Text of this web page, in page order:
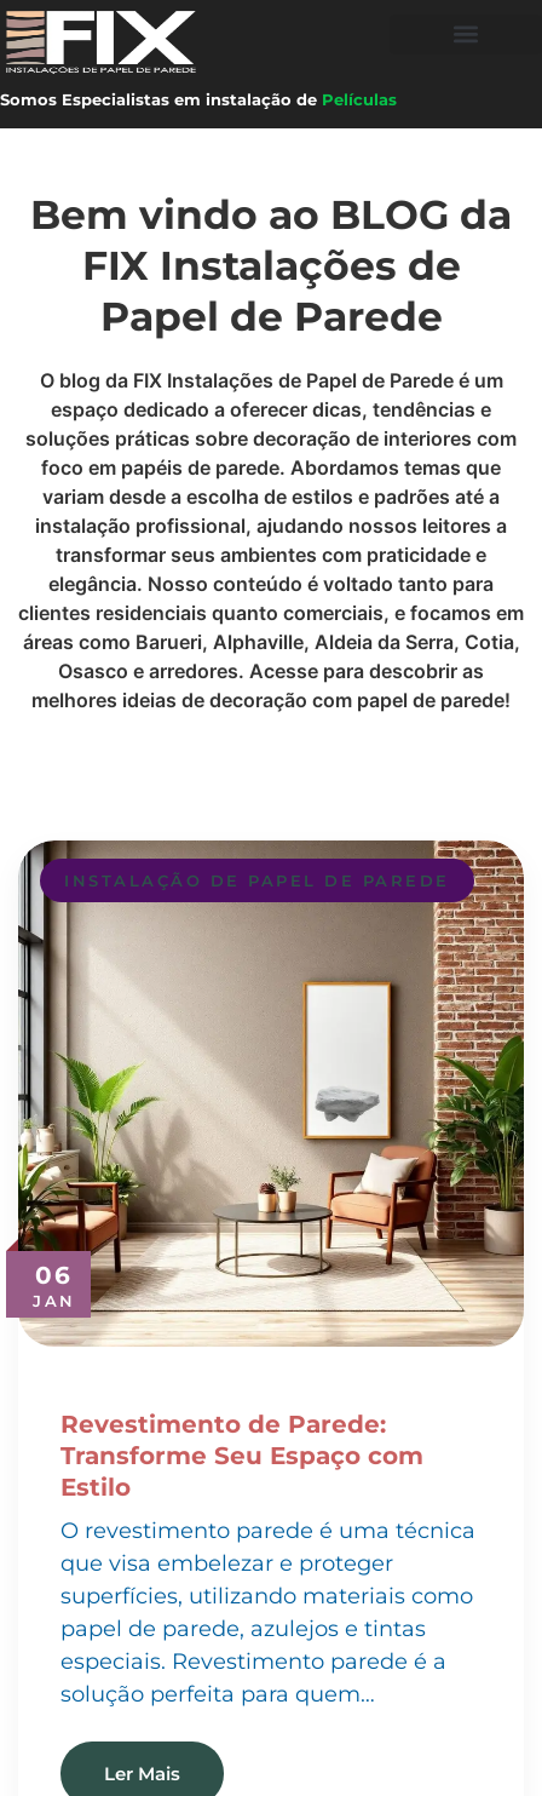
Somos Especialistas em instalação de Películas
Bem vindo ao BLOG da
FIX Instalações de
Papel de Parede
O blog da FIX Instalações de Papel de Parede é um
espaço dedicado a oferecer dicas, tendências e
soluções práticas sobre decoração de interiores com
foco em papéis de parede. Abordamos temas que
variam desde a escolha de estilos e padrões até a
instalação profissional, ajudando nossos leitores a
transformar seus ambientes com praticidade e
elegância. Nosso conteúdo é voltado tanto para
clientes residenciais quanto comerciais, e focamos em
áreas como Barueri, Alphaville, Aldeia da Serra, Cotia,
Osasco e arredores. Acesse para descobrir as
melhores ideias de decoração com papel de parede!
06
JAN
INSTALAÇÃO DE PAPEL DE PAREDE
Revestimento de Parede:
Transforme Seu Espaço com
Estilo
O revestimento parede é uma técnica
que visa embelezar e proteger
superfícies, utilizando materiais como
papel de parede, azulejos e tintas
especiais. Revestimento parede é a
solução perfeita para quem…
Ler Mais